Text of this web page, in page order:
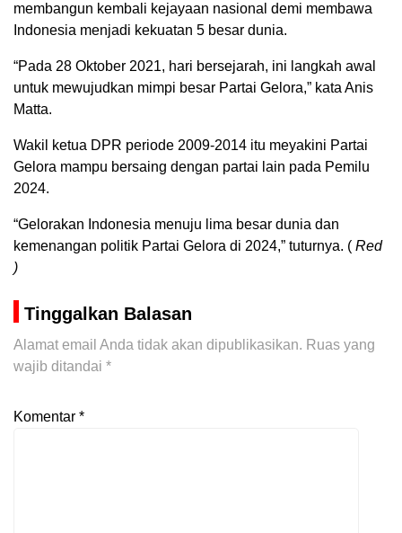
membangun kembali kejayaan nasional demi membawa
Indonesia menjadi kekuatan 5 besar dunia.
“Pada 28 Oktober 2021, hari bersejarah, ini langkah awal
untuk mewujudkan mimpi besar Partai Gelora,” kata Anis
Matta.
Wakil ketua DPR periode 2009-2014 itu meyakini Partai
Gelora mampu bersaing dengan partai lain pada Pemilu
2024.
“Gelorakan Indonesia menuju lima besar dunia dan
kemenangan politik Partai Gelora di 2024,” tuturnya. ( Red
)
Tinggalkan Balasan
Alamat email Anda tidak akan dipublikasikan. Ruas yang
wajib ditandai *
Komentar *